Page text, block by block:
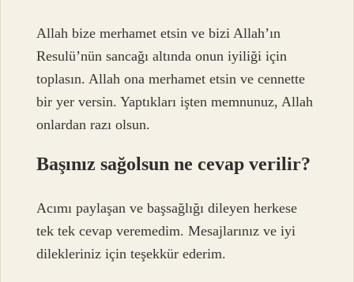
Allah bize merhamet etsin ve bizi Allah’ın
Resulü’nün sancağı altında onun iyiliği için
toplasın. Allah ona merhamet etsin ve cennette
bir yer versin. Yaptıkları işten memnunuz, Allah
onlardan razı olsun.
Başınız sağolsun ne cevap verilir?
Acımı paylaşan ve başsağlığı dileyen herkese
tek tek cevap veremedim. Mesajlarınız ve iyi
dilekleriniz için teşekkür ederim.